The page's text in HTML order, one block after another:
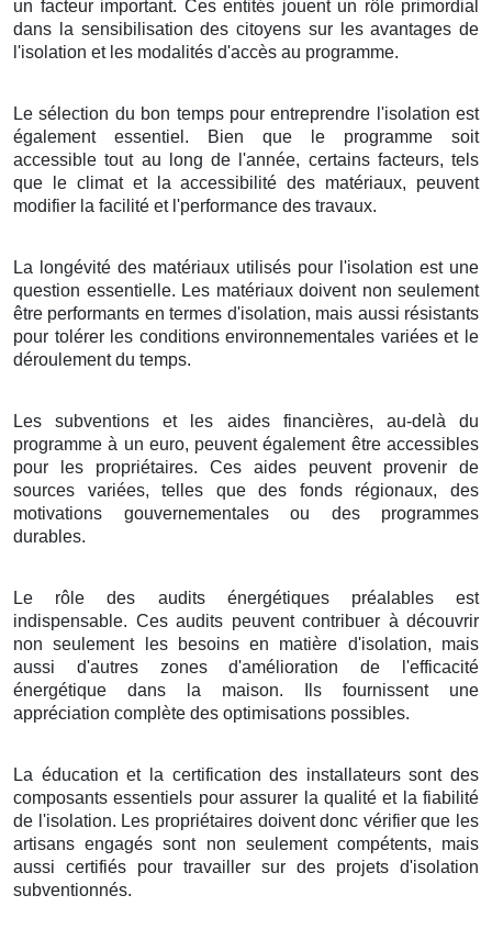
un facteur important. Ces entités jouent un rôle primordial
dans la sensibilisation des citoyens sur les avantages de
l'isolation et les modalités d'accès au programme.
Le sélection du bon temps pour entreprendre l'isolation est
également essentiel. Bien que le programme soit
accessible tout au long de l'année, certains facteurs, tels
que le climat et la accessibilité des matériaux, peuvent
modifier la facilité et l'performance des travaux.
La longévité des matériaux utilisés pour l'isolation est une
question essentielle. Les matériaux doivent non seulement
être performants en termes d'isolation, mais aussi résistants
pour tolérer les conditions environnementales variées et le
déroulement du temps.
Les subventions et les aides financières, au-delà du
programme à un euro, peuvent également être accessibles
pour les propriétaires. Ces aides peuvent provenir de
sources variées, telles que des fonds régionaux, des
motivations gouvernementales ou des programmes
durables.
Le rôle des audits énergétiques préalables est
indispensable. Ces audits peuvent contribuer à découvrir
non seulement les besoins en matière d'isolation, mais
aussi d'autres zones d'amélioration de l'efficacité
énergétique dans la maison. Ils fournissent une
appréciation complète des optimisations possibles.
La éducation et la certification des installateurs sont des
composants essentiels pour assurer la qualité et la fiabilité
de l'isolation. Les propriétaires doivent donc vérifier que les
artisans engagés sont non seulement compétents, mais
aussi certifiés pour travailler sur des projets d'isolation
subventionnés.